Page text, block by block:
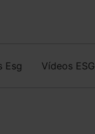
Esg Vídeos ESG